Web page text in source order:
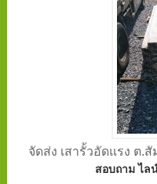
จัดส่ง เสารั้วอัดแรง ต.
สอบถาม ไล